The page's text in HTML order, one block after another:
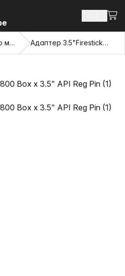
Іздеу
Адаптерлер мен тартатын көздер Адаптер 3.5"Firestick® 800 Box x 3.5" API Reg Pin